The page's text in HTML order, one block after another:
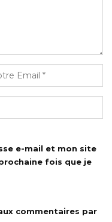
e-mail et mon site
fois que je
commentaires par